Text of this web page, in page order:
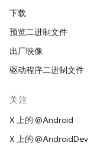
下载
预览二进制文件
出厂映像
驱动程序二进制文件
关注
X 上的 @Android
X 上的 @AndroidDev